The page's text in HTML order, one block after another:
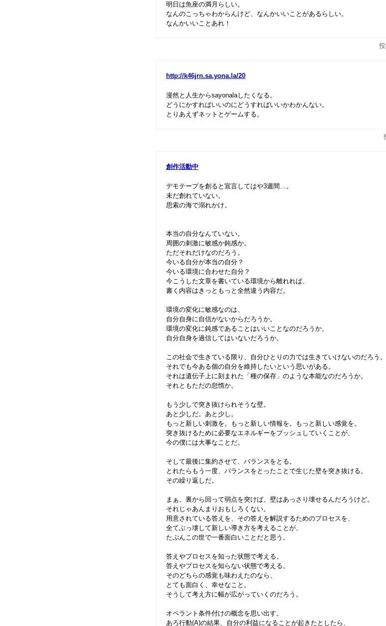
明日は魚座の満月らしい。
なんのこっちゃわからんけど、なんかいいことがあるらしい。
なんかいいことあれ！
http://k46jrn.sa.yona.la/20
漫然と人生からsayonalaしたくなる。
どうにかすればいいのにどうすればいいかわかんない。
とりあえずネットとゲームする。
創作活動中
デモテープを創ると宣言してはや3週間…。
未だ創れていない。
思索の海で溺れかけ。
本当の自分なんていない。
周囲の刺激に敏感か鈍感か。
ただそれだけなのだろう。
今いる自分が本当の自分？
今いる環境に合わせた自分？
今こうした文章を書いている環境から離れれば、
書く内容はきっともっと全然違う内容だ。
環境の変化に敏感なのは、
自分自身に自信がないからだろうか。
環境の変化に鈍感であることはいいことなのだろうか。
自分自身を過信してはいないだろうか。
この社会で生きている限り、自分ひとりの力では生きていけないのだろう。
それでも今ある個の自分を維持したいという思いがある。
それは遺伝子上に刻まれた「種の保存」のような本能なのだろうか。
それともただの怠惰か。
もう少しで突き抜けられそうな壁。
あと少しだ。あと少し。
もっと新しい刺激を。もっと新しい情報を。もっと新しい感覚を。
突き抜けるために必要なエネルギーをプッシュしていくことが、
今の僕には大事なことだ。
そして最後に集約させて、バランスをとる。
とれたらもう一度、バランスをとったことで生じた壁を突き抜ける。
その繰り返しだ。
まぁ、裏から回って弱点を突けば、壁はあっさり壊せるんだろうけど。
それじゃあんまりおもしろくない。
用意されている答えを、その答えを解説するためのプロセスを、
全てぶっ壊して新しい導き方を考えることが、
たぶんこの世で一番面白いことだと思う。
答えやプロセスを知った状態で考える。
答えやプロセスを知らない状態で考える。
そのどちらの感覚も味わえたのなら、
とても面白く、幸せなこと。
そうして考え方に幅が広がっていくのだろう。
オペラント条件付けの概念を思い出す。
あろ行動(A)の結果、自分の利益になることが起きたとしたら、